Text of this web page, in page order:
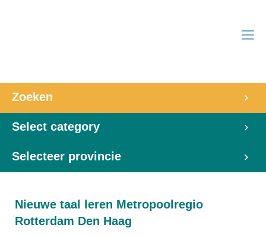
Zoeken
Select category
Selecteer provincie
Nieuwe taal leren Metropoolregio
Rotterdam Den Haag